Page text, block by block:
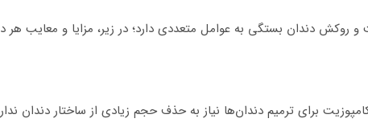
و روکش دندان بستگی به عوامل متعددی دارد؛ در زیر، مزایا و معایب
کامپوزیت برای ترمیم دندان‌ها نیاز به حذف حجم زیادی از ساختار